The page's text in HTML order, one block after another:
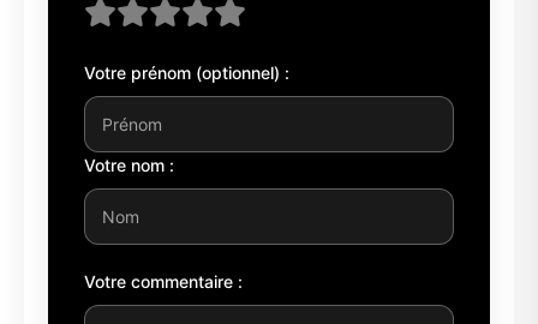
Votre prénom (optionnel) :
Votre nom :
Votre commentaire :